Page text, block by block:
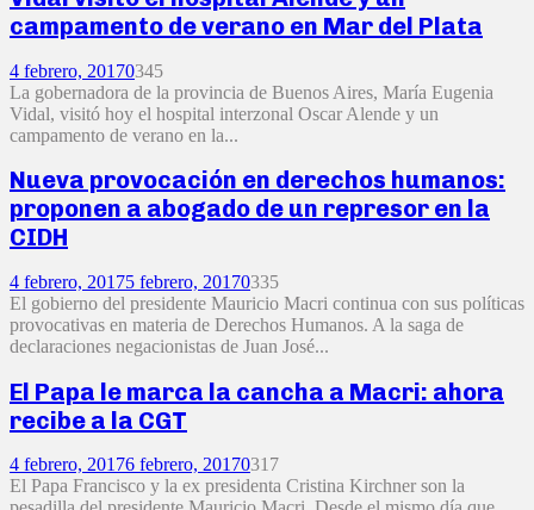
campamento de verano en Mar del Plata
4 febrero, 20170345
La gobernadora de la provincia de Buenos Aires, María Eugenia
Vidal, visitó hoy el hospital interzonal Oscar Alende y un
campamento de verano en la...
Nueva provocación en derechos humanos:
proponen a abogado de un represor en la
CIDH
4 febrero, 20175 febrero, 20170335
El gobierno del presidente Mauricio Macri continua con sus políticas
provocativas en materia de Derechos Humanos. A la saga de
declaraciones negacionistas de Juan José...
El Papa le marca la cancha a Macri: ahora
recibe a la CGT
4 febrero, 20176 febrero, 20170317
El Papa Francisco y la ex presidenta Cristina Kirchner son la